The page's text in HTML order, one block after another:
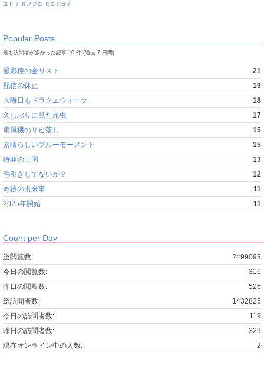
ヨドリ Ｒメジロ Ｒヨシゴイ
Popular Posts
最も訪問者が多かった記事 10 件 (過去 7 日間)
撮影種の全リスト
21
配信の休止
19
大晦日もドラクエウォーク
18
久しぶりに見た昆虫
17
扇風機のサビ落し
15
素晴らしいブルーモーメント
15
特亜の三国
13
毛引きしてないか？
12
奇跡の出来事
11
2025年開始
11
Count per Day
2499093
総閲覧数:
316
今日の閲覧数:
526
昨日の閲覧数:
1432825
総訪問者数:
119
今日の訪問者数:
329
昨日の訪問者数:
2
現在オンライン中の人数: